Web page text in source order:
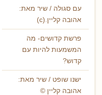
עם סגולה / שיר מאת:
אהובה קליין.(c)
פרשת קדושים- מה
המשמעות להיות עם
קדוש?
ישנו שופט / שיר מאת:
אהובה קליין ©